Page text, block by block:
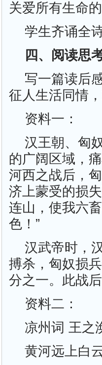
关爱所有生命的
学生齐诵全诗
四、阅读思
写一篇读后
征人生活同情
资料一：
汉王朝、匈
的广阔区域，
河西之战后，
济上蒙受的损
连山，使我六
色！”
汉武帝时，
搏杀，匈奴损
分之一。此战
资料二：
凉州词 王之
黄河远上白